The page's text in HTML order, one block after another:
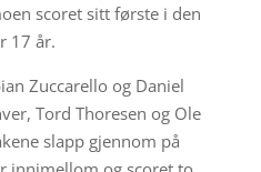
scoret sitt første i den
17 år.
Zuccarello og Daniel
Tord Thoresen og Ole
slapp gjennom på